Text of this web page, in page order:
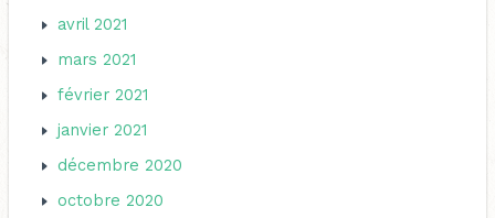
avril 2021
mars 2021
février 2021
janvier 2021
décembre 2020
octobre 2020